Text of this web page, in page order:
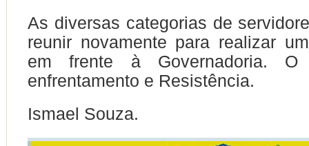
As diversas categorias de
reunir novamente para realizar
em frente à Governadoria.
enfrentamento e Resistência.
Ismael Souza.